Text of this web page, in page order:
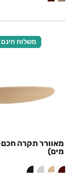
משלוח חינם
מים)